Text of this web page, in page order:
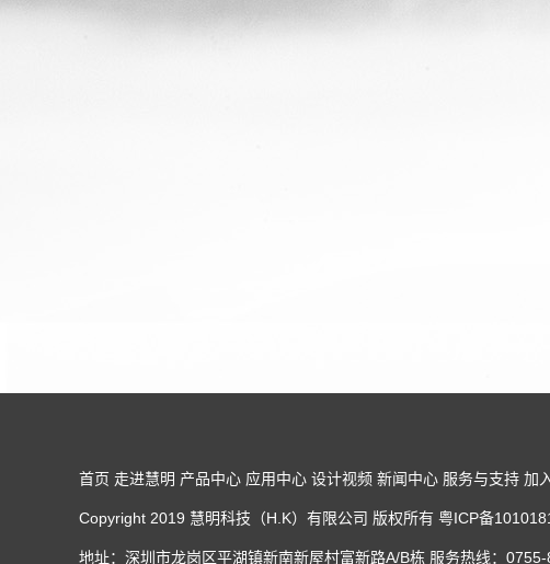
首页 走进慧明 产品中心 应用中心 设计视频 新闻中心 服务与支持 加
Copyright 2019 慧明科技（H.K）有限公司 版权所有 粤ICP备
地址：深圳市龙岗区平湖镇新南新屋村富新路A/B栋 服务热线：